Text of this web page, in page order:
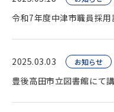
令和7年度中津市職員採
2025.03.03 お知らせ
豊後高田市立図書館にて